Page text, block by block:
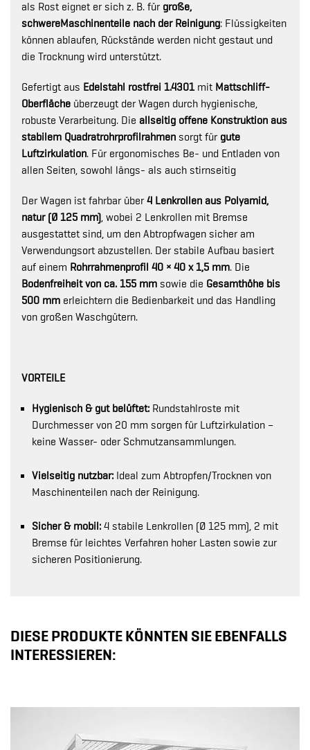
als Rost eignet er sich z. B. für große,
schwereMaschinenteile nach der Reinigung: Flüssigkeiten
können ablaufen, Rückstände werden nicht gestaut und
die Trocknung wird unterstützt.
Gefertigt aus Edelstahl rostfrei 1.4301mit Mattschliff-
Oberfläche überzeugt der Wagen durch hygienische,
robuste Verarbeitung. Die allseitig offene Konstruktion aus
stabilem Quadratrohrprofilrahmen sorgt für gute
Luftzirkulation. Für ergonomisches Be- und Entladen von
allen Seiten, sowohl längs- als auch stirnseitig
Der Wagen ist fahrbar über4 Lenkrollen aus Polyamid,
natur (Ø 125 mm), wobei 2 Lenkrollen mit Bremse
ausgestattet sind, um den Abtropfwagen sicher am
Verwendungsort abzustellen. Der stabile Aufbau basiert
auf einem Rohrrahmenprofil 40 × 40 x 1,5 mm. Die
Bodenfreiheit von ca. 155 mm sowie die Gesamthöhe bis
500 mm erleichtern die Bedienbarkeit und das Handling
von großen Waschgütern.
VORTEILE
Hygienisch & gut belüftet: Rundstahlroste mit
Durchmesser von 20 mm sorgen für Luftzirkulation –
keine Wasser- oder Schmutzansammlungen.
Vielseitig nutzbar: Ideal zum Abtropfen/Trocknen von
Maschinenteilen nach der Reinigung.
Sicher & mobil: 4 stabile Lenkrollen (Ø 125 mm), 2 mit
Bremse für leichtes Verfahren hoher Lasten sowie zur
sicheren Positionierung.
DIESE PRODUKTE KÖNNTEN SIE EBENFALLS
INTERESSIEREN: